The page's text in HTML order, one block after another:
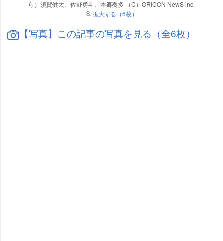
ら）須賀健太、佐野勇斗、本郷奏多 （C）ORICON NewS inc.
拡大する（6枚）
【写真】この記事の写真を見る（全6枚）